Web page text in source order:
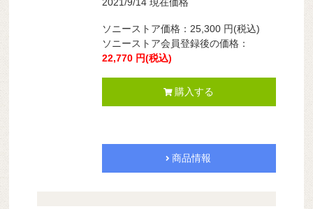
ソニーストア価格： 25,300 円(税込)
ソニーストア会員登録後の価格：
22,770 円(税込)
購入する
商品情報